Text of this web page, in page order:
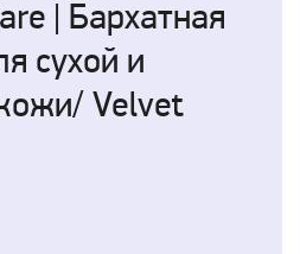
| Бархатная
сухой и
Velvet